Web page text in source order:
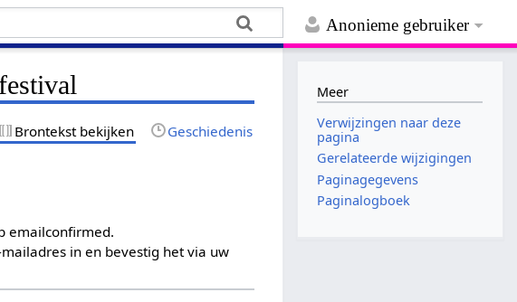
Anonieme gebruiker
Brontekst bekijken Geschiedenis
emailconfirmed.
in en bevestig het via uw
Meer
Verwijzingen naar deze
pagina
Gerelateerde wijzigingen
Paginagegevens
Paginalogboek